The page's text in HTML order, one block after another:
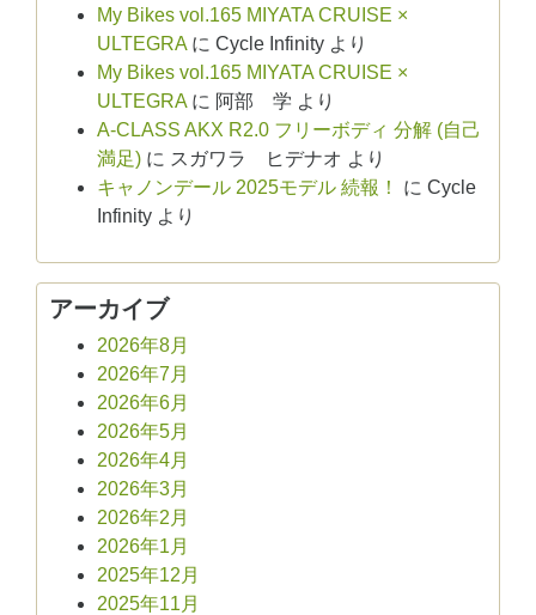
My Bikes vol.165 MIYATA CRUISE ×
ULTEGRA に Cycle Infinity より
My Bikes vol.165 MIYATA CRUISE ×
ULTEGRA に 阿部 学 より
A-CLASS AKX R2.0 フリーボディ 分解 (自己
満足) に スガワラ ヒデナオ より
キャノンデール 2025モデル 続報！
に Cycle
Infinity より
アーカイブ
2026年8月
2026年7月
2026年6月
2026年5月
2026年4月
2026年3月
2026年2月
2026年1月
2025年12月
2025年11月